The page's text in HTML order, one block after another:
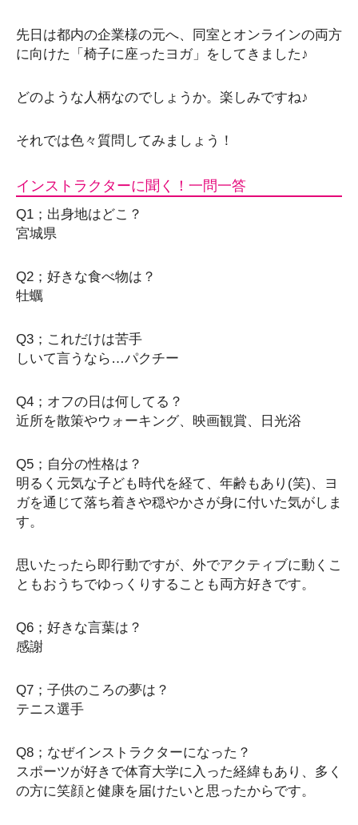
先日は都内の企業様の元へ、同室とオンラインの両方
に向けた「椅子に座ったヨガ」をしてきました♪
どのような人柄なのでしょうか。楽しみですね♪
それでは色々質問してみましょう！
インストラクターに聞く！一問一答
Q1；出身地はどこ？
宮城県
Q2；好きな食べ物は？
牡蠣
Q3；これだけは苦手
しいて言うなら…パクチー
Q4；オフの日は何してる？
近所を散策やウォーキング、映画観賞、日光浴
Q5；自分の性格は？
明るく元気な子ども時代を経て、年齢もあり(笑)、ヨ
ガを通じて落ち着きや穏やかさが身に付いた気がしま
す。
思いたったら即行動ですが、外でアクティブに動くこ
ともおうちでゆっくりすることも両方好きです。
Q6；好きな言葉は？
感謝
Q7；子供のころの夢は？
テニス選手
Q8；なぜインストラクターになった？
スポーツが好きで体育大学に入った経緯もあり、多く
の方に笑顔と健康を届けたいと思ったからです。